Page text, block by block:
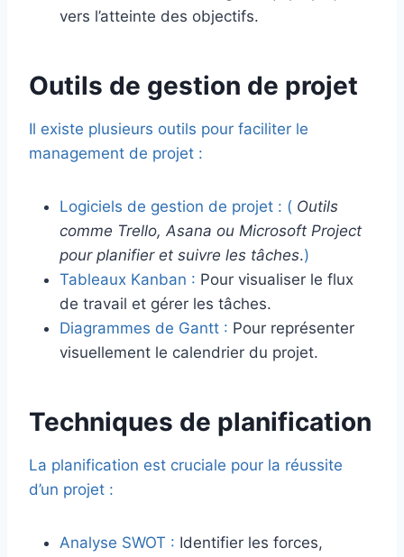
vers l’atteinte des objectifs.
Outils de gestion de projet
Il existe plusieurs outils pour faciliter le
management de projet :
Logiciels de gestion de projet : ( Outils
comme Trello, Asana ou Microsoft Project
pour planifier et suivre les tâches.)
Tableaux Kanban : Pour visualiser le flux
de travail et gérer les tâches.
Diagrammes de Gantt : Pour représenter
visuellement le calendrier du projet.
Techniques de planification
La planification est cruciale pour la réussite
d’un projet :
Analyse SWOT : Identifier les forces,